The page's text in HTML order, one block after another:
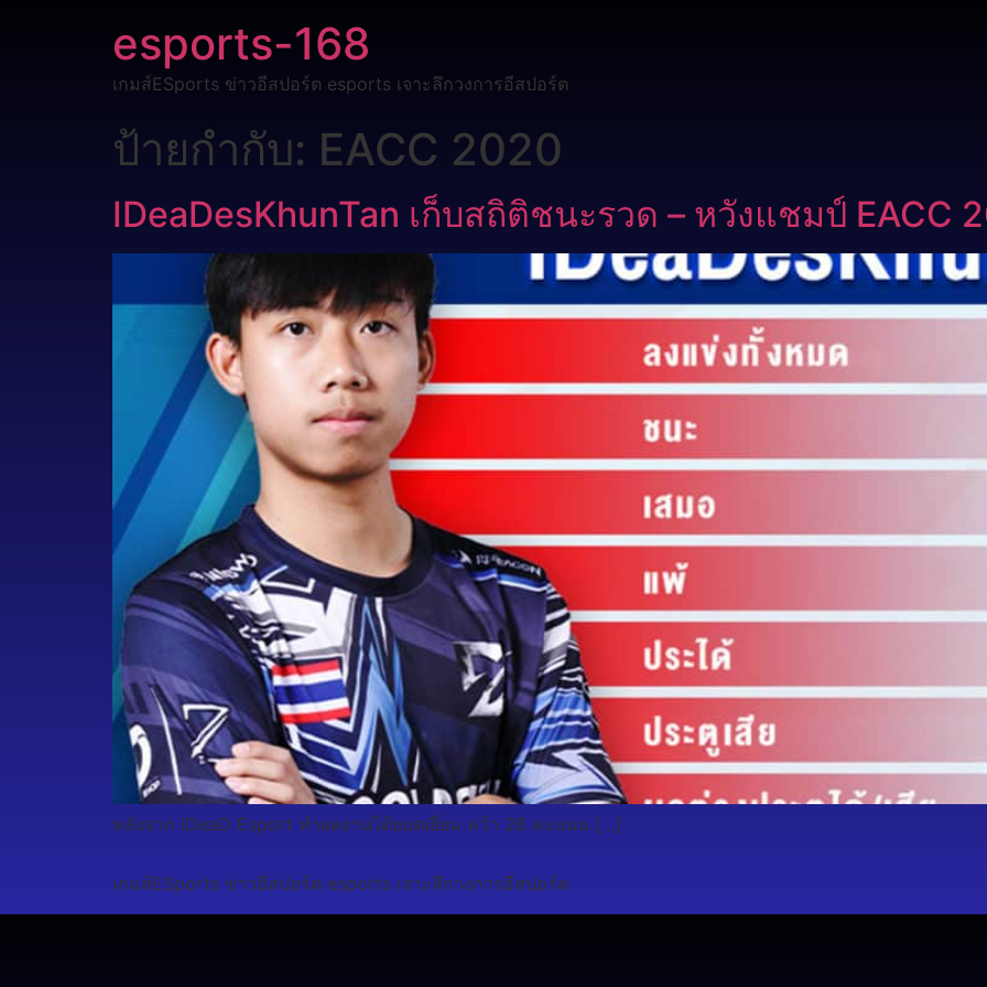
esports-168
เกมส์ESports ข่าวอีสปอร์ต esports เจาะลึกวงการอีสปอร์ต
ป้ายกำกับ: EACC 2020
IDeaDesKhunTan เก็บสถิติชนะรวด – หวังแชมป์ EACC
หลังจาก IDeaD Esport ทำผลงานได้ยอดเยี่ยม คว้า 26 คะแนน […]
เกมส์ESports ข่าวอีสปอร์ต esports เจาะลึกวงการอีสปอร์ต